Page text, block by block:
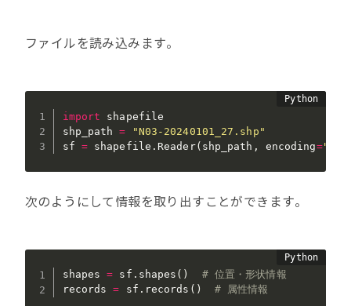
ファイルを読み込みます。
import shapefile
shp_path =
"N03-20240101_27.shp"
sf = shapefile . Reader( shp_path , encoding=
次のようにして情報を取り出すことができます。
shapes = sf . shapes ( )
# 位置・形状情報
records = sf . records ( ) # 属性情報